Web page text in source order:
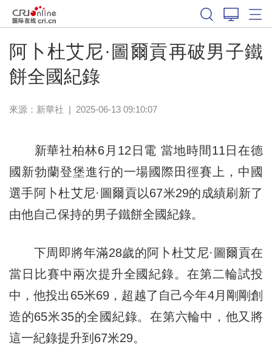
阿卜杜艾尼·圖爾貢再破男子鐵
餅全國紀錄
來源：新華社 | 2025-06-13 09:10:07
新華社柏林6月12日電 當地時間11日在德
國新勃蘭登堡進行的一場國際田徑賽上，中國
選手阿卜杜艾尼·圖爾貢以67米29的成績刷新了
由他自己保持的男子鐵餅全國紀錄。
下周即將年滿28歲的阿卜杜艾尼·圖爾貢在
當日比賽中兩次提升全國紀錄。在第二輪試投
中，他投出65米69，超越了自己今年4月剛剛創
造的65米35的全國紀錄。在第六輪中，他又將
這一紀錄提升到67米29。